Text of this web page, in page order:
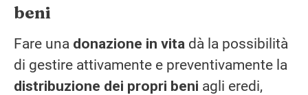
beni
Fare una donazione in vita dà la possibilità
di gestire attivamente e preventivamente la
distribuzione dei propri beni agli eredi,